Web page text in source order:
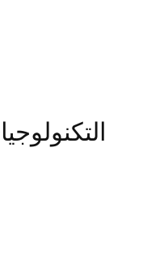
التكنولوجيا